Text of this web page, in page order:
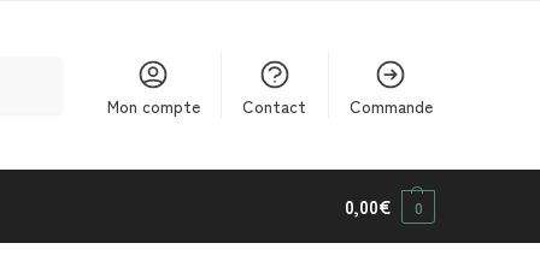
Mon compte Contact Commande
0,00€ 0